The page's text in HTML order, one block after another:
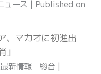
ュース
Published on
、マカオに初進出
新情報 総合